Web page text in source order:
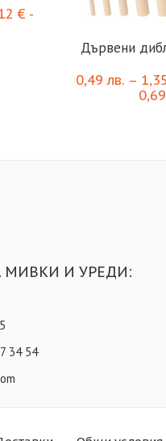
€ -
Дървени
0,49лв. –
МИВКИ И УРЕДИ:
34 54